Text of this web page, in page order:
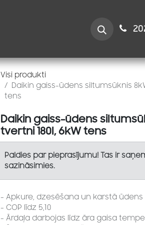
Speciālistiem
Visi produkti
Daikin gaiss-ūdens siltumsūknis
tens
Daikin gaiss-ūdens
tvertni 180l, 6kW tens
Paldies par pieprasījumu! Tas ir
sazināsimies.
- Apkure, dzesēšana un karstā
- COP līdz 5,10
- Ārdaļa darbojas līdz āra gaisa